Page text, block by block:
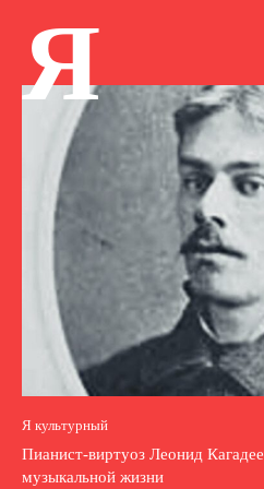
Я
Я культурный
Пианист-виртуоз Леонид
музыкальной жизни